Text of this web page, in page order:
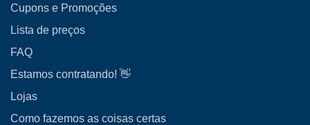
Cupons e Promoções
Lista de preços
FAQ
Estamos contratando! 👋
Lojas
Como fazemos as coisas certas